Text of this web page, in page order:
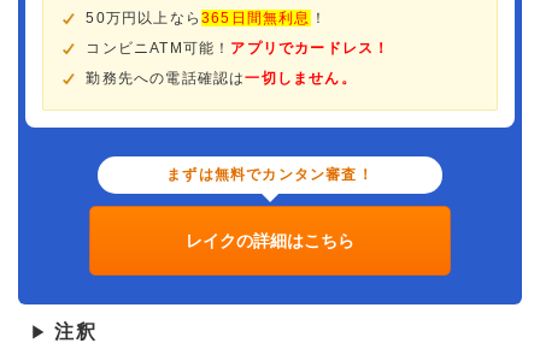
50万円以上なら365日間無利息 ！
コンビニATM可能！ アプリでカードレス！
勤務先への電話確認は一切しません。
まずは無料でカンタン審査！
レイクの詳細はこちら
▶ 注釈